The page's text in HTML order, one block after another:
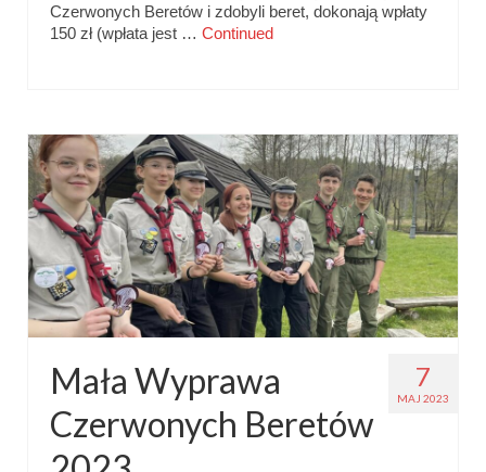
Czerwonych Beretów i zdobyli beret, dokonają wpłaty
150 zł (wpłata jest … Continued
7
MAJ 2023
Mała Wyprawa
Czerwonych Beretów